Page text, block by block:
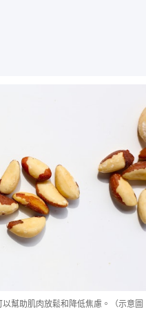
幫助肌肉放鬆和降低焦慮。（示意圖